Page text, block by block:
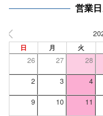
営業
日 月 火
26 27 28
2 3 4
9 10 11